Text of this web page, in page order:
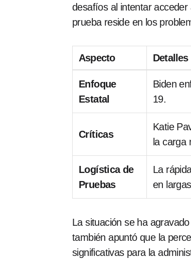
desafíos al intentar
prueba reside en los
Aspecto Detalles
Enfoque
Estatal
Biden
19.
Críticas
Katie
la carga
Logística de
Pruebas
La
en
La situación se ha
también apuntó que la
significativas para la